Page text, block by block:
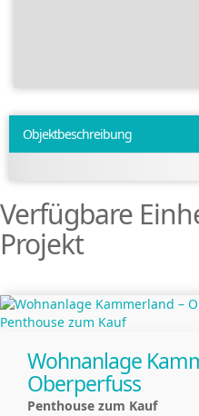
Objekt­beschreibung
Verfügbare
Projekt
Wohnanlage
Oberperfuss
Penthouse zum Kauf